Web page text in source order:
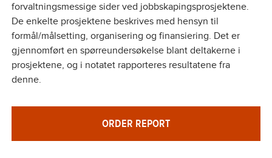
forvaltningsmessige sider ved jobbskapingsprosjektene.
De enkelte prosjektene beskrives med hensyn til
formål/målsetting, organisering og finansiering. Det er
gjennomført en spørreundersøkelse blant deltakerne i
prosjektene, og i notatet rapporteres resultatene fra
denne.
ORDER REPORT